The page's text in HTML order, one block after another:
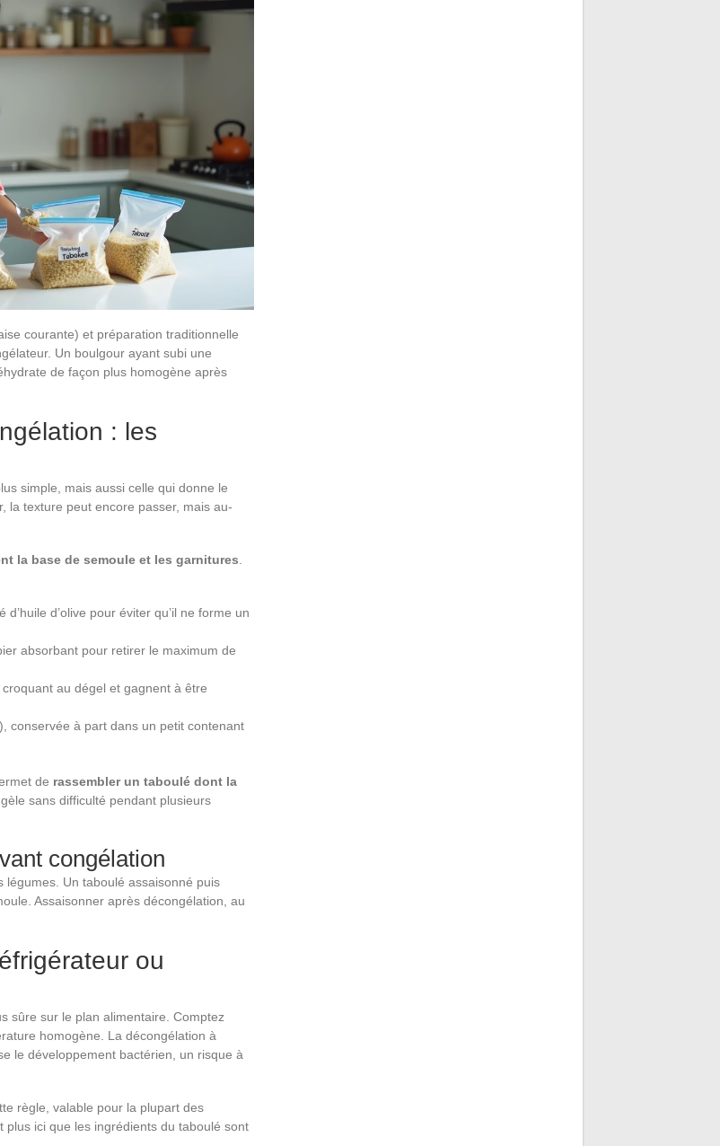
courante) et préparation traditionnelle
Un boulgour ayant subi une
de façon plus homogène après
: les
simple, mais aussi celle qui donne le
la texture peut encore passer, mais au-
la base de semoule et les garnitures
d’olive pour éviter qu’il ne forme un
absorbant pour retirer le maximum de
au dégel et gagnent à être
conservée à part dans un petit contenant
de rassembler un taboulé dont la
sans difficulté pendant plusieurs
congélation
légumes. Un taboulé assaisonné puis
Assaisonner après décongélation, au
ou
sûre sur le plan alimentaire. Comptez
homogène. La décongélation à
le développement bactérien, un risque à
règle, valable pour la plupart des
plus ici que les ingrédients du taboulé sont